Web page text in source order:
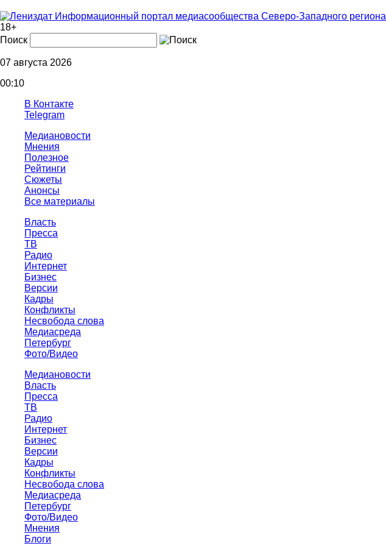
Информационный портал медиасообщества Северо-Западного региона
18+
Поиск
07 августа 2026
00:10
В Контакте
Telegram
Медиановости
Мнения
Полезное
Рейтинги
Сюжеты
Анонсы
Все материалы
Власть
Пресса
ТВ
Радио
Интернет
Бизнес
Версии
Кадры
Конфликты
Несвобода слова
Медиасреда
Петербург
Фото/Видео
Медиановости
Власть
Пресса
ТВ
Радио
Интернет
Бизнес
Версии
Кадры
Конфликты
Несвобода слова
Медиасреда
Петербург
Фото/Видео
Мнения
Блоги